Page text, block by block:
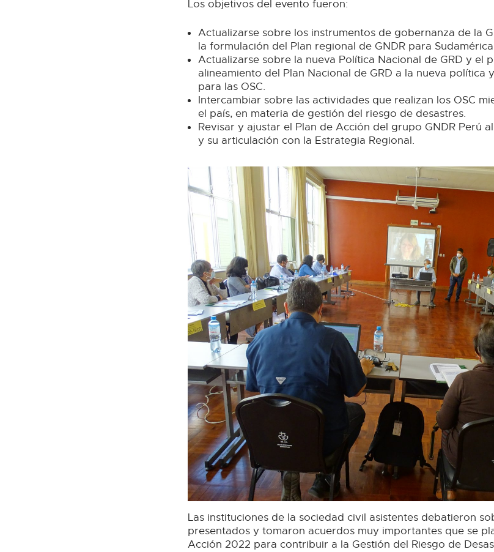
Los objetivos del evento fueron:
Actualizarse sobre los instrumentos de gobernanza de la
la formulación del Plan regional de GNDR para
Actualizarse sobre la nueva Política Nacional de GRD y el
alineamiento del Plan Nacional de GRD a la nueva política
para las OSC.
Intercambiar sobre las actividades que realizan los OSC
el país, en materia de gestión del riesgo de desastres.
Revisar y ajustar el Plan de Acción del grupo GNDR Perú
y su articulación con la Estrategia Regional.
Las instituciones de la sociedad civil asistentes debatieron
presentados y tomaron acuerdos muy importantes que se
Acción 2022 para contribuir a la Gestión del Riesgo de